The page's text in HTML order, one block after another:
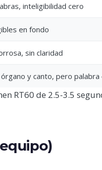
inteligibilidad cero
en fondo
sin claridad
y canto, pero palabra
RT60 de 2.5-3.5